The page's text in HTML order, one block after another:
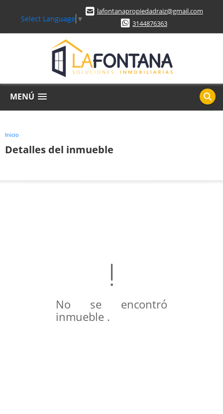
Select Language ▼
lafontanapropiedadraiz@gmail.com
3144876363
MENÚ
Inicio
Detalles del inmueble
No se encontró
inmueble .